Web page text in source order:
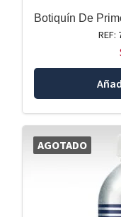
Botiquín De
REF:
AGOTADO